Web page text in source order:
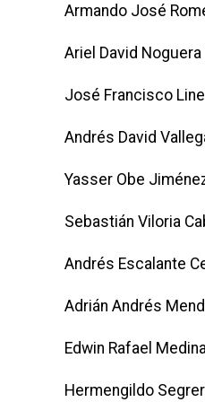
Armando José
Ariel David
José Francisco
Andrés David
Yasser Obe
Sebastián Viloria
Andrés Escalante
Adrián Andrés
Edwin Rafael
Hermengildo